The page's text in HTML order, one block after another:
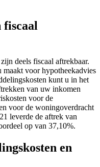
fiscaal
deels fiscaal aftrekbaar.
voor hypotheekadvies
kunt u in het
van uw inkomen
voor de
voor de woningoverdracht
leverde de aftrek van
op van 37,10%.
en